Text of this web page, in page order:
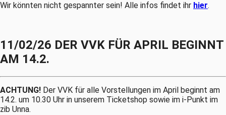
Wir könnten nicht gespannter sein! Alle infos findet ihr hier.
11/02/26 DER VVK FÜR APRIL BEGINNT
AM 14.2.
ACHTUNG! Der VVK für alle Vorstellungen im April beginnt am
14.2. um 10.30 Uhr in unserem Ticketshop sowie im i-Punkt im
zib Unna.